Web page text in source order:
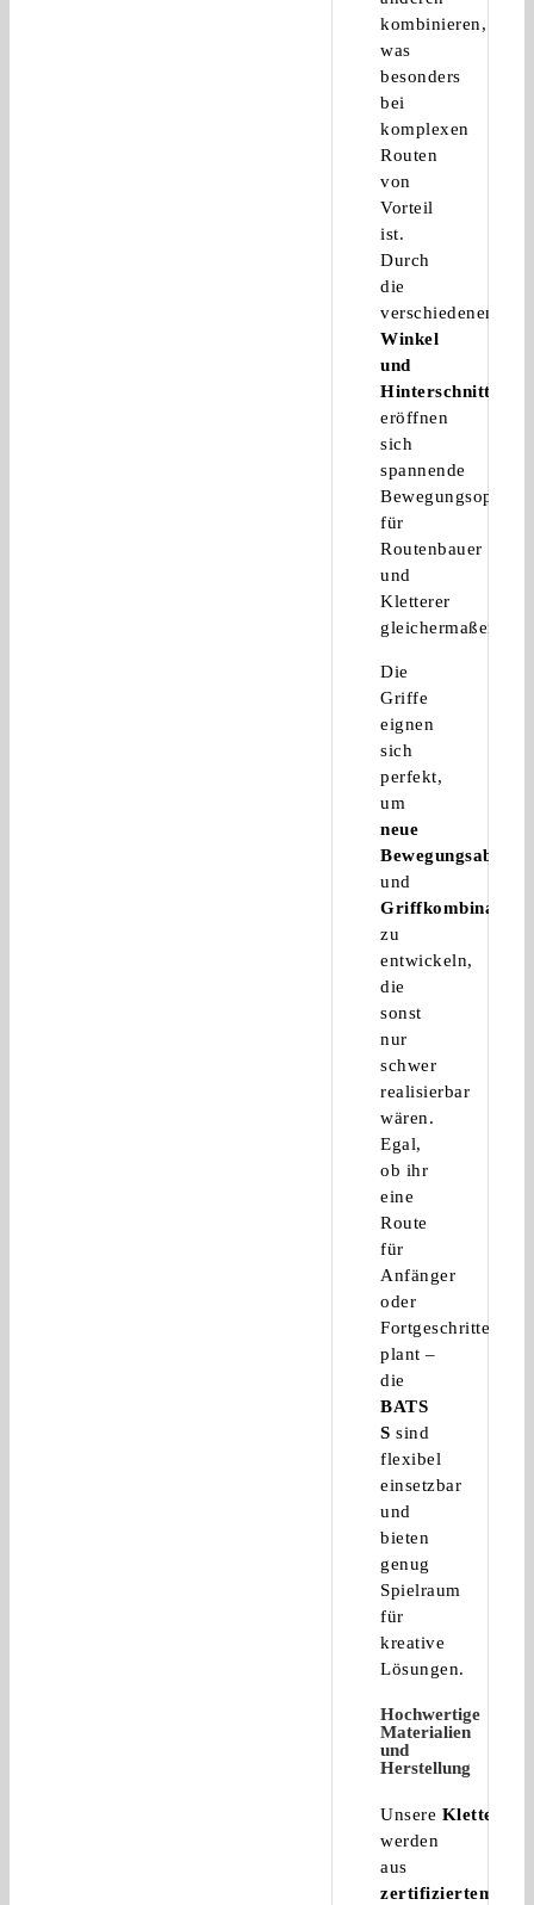
kombinieren,
was
besonders
bei
komplexen
Routen
von
Vorteil
ist.
Durch
die
verschiedenen
Winkel
und
Hinterschnitte
eröffnen
sich
spannende
für
Routenbauer
und
Kletterer
gleichermaßen.
Die
Griffe
eignen
sich
perfekt,
um
neue
Bewegungsabläufe
und
zu
entwickeln,
die
sonst
nur
schwer
realisierbar
wären.
Egal,
ob ihr
eine
Route
für
Anfänger
oder
Fortgeschrittene
plant –
die
BATS
S sind
flexibel
einsetzbar
und
bieten
genug
Spielraum
für
kreative
Lösungen.
Hochwertige
Materialien
und
Herstellung
Unsere
werden
aus
zertifiziertem